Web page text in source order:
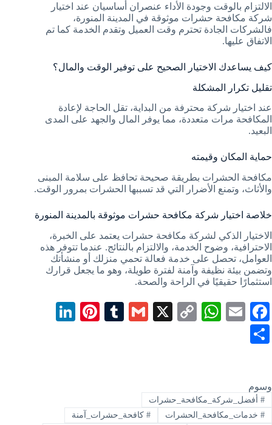
الالتزام بالوقت وجودة الأداء عنصران أساسيان عند اختيار
شركة مكافحة حشرات موثوقة في المدينة المنورة،
فالشركات الجادة تحترم وقت العميل وتقدم الخدمة كما تم
الاتفاق عليها.
كيف يساعدك الاختيار الصحيح على توفير الوقت والمال؟
تقليل تكرار المشكلة
عند اختيار شركة محترفة من البداية، تقل الحاجة لإعادة
المكافحة مرات متعددة، مما يوفر المال والجهد على المدى
البعيد.
حماية المكان وقيمته
مكافحة الحشرات بطريقة صحيحة تحافظ على سلامة المبنى
والأثاث، وتمنع الأضرار التي قد تسببها الحشرات بمرور الوقت.
خلاصة اختيار شركة مكافحة حشرات موثوقة بالمدينة المنورة
الاختيار الذكي لشركة مكافحة حشرات يعتمد على الخبرة،
الاحترافية، وضوح الخدمة، والالتزام بالنتائج. عندما تتوفر هذه
العوامل، تحصل على خدمة فعالة تحمي منزلك أو منشأتك
وتضمن بيئة نظيفة وآمنة لفترة طويلة، وهو ما يجعل قرارك
استثمارًا حقيقيًا في الراحة والصحة.
Fa
E
W
pp
C
nk
X
G
T
Pi
وسوم
#أفضل_شركة_مكافحة_حشرات
#خدمات_مكافحة_الحشرات #كافحة_حشرات_آمنة